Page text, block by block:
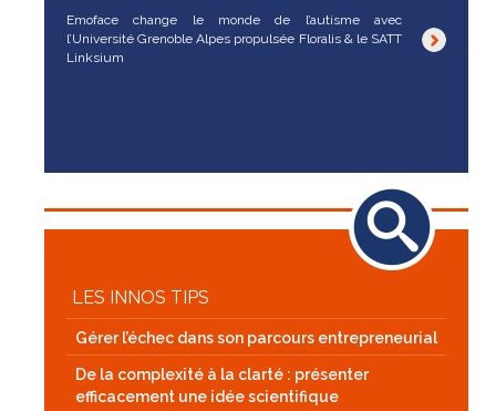
Emoface change le monde de l’autisme avec
l’Université Grenoble Alpes propulsée Floralis & le SATT
Linksium
LES INNOS TIPS
Gérer l’échec dans son parcours entrepreneurial
De la complexité à la clarté : présenter
efficacement une idée scientifique